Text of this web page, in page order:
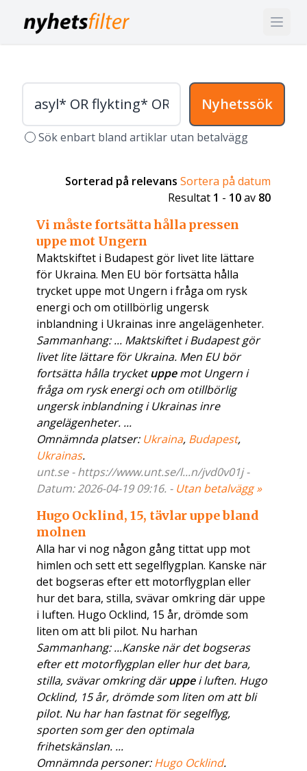
Nyhetssök
Sök enbart bland artiklar utan betalvägg
Sorterad på relevans Sortera på datum
Resultat 1 - 10av 80
Vi måste fortsätta hålla pressen
uppe mot Ungern
Maktskiftet i Budapest gör livet lite lättare
för Ukraina. Men EU bör fortsätta hålla
trycket uppe mot Ungern i fråga om rysk
energi och om otillbörlig ungersk
inblandning i Ukrainas inre angelägenheter.
Sammanhang: ... Maktskiftet i Budapest gör
livet lite lättare för Ukraina. Men EU bör
fortsätta hålla trycketuppemot Ungern i
fråga om rysk energi och om otillbörlig
ungersk inblandning i Ukrainas inre
angelägenheter. ...
Omnämnda platser: Ukraina, Budapest,
Ukrainas.
unt.se - https://www.unt.se/l...n/jvd0v01j -
Datum: 2026-04-19 09:16. - Utan betalvägg »
Hugo Ocklind, 15, tävlar uppe bland
molnen
Alla har vi nog någon gång tittat upp mot
himlen och sett ett segelflygplan. Kanske när
det bogseras efter ett motorflygplan eller
hur det bara, stilla, svävar omkring där uppe
i luften. Hugo Ocklind, 15 år, drömde som
liten om att bli pilot. Nu harhan
Sammanhang: ...Kanske när det bogseras
efter ett motorflygplan eller hur det bara,
stilla, svävar omkring däruppei luften. Hugo
Ocklind, 15 år, drömde som liten om att bli
pilot. Nu har han fastnat för segelflyg,
sporten som ger den optimala
frihetskänslan. ...
Omnämnda personer:Hugo Ocklind.